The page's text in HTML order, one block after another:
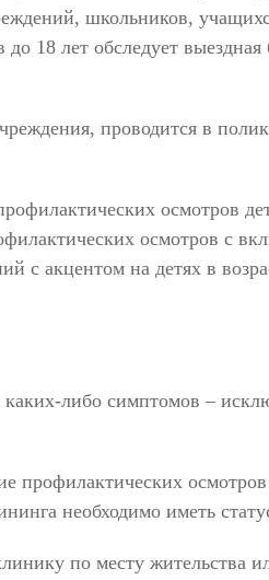
школьников,
18 лет обследует выездная
проводится в
осмотров
осмотров с
с акцентом на детях в
либо симптомов –
осмотров
необходимо иметь
по месту жительства